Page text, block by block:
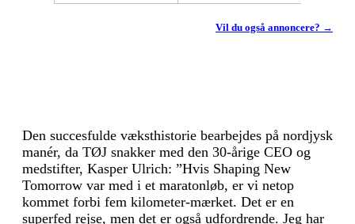
Vil du også annoncere? →
Den succesfulde væksthistorie bearbejdes på nord­jysk
manér, da TØJ snakker med den 30-årige CEO og
medstifter, Kasper Ulrich: ”Hvis Shaping New
Tomorrow var med i et mara­tonløb, er vi netop
kommet forbi fem kilometer-mærket. Det er en
superfed rejse, men det er også udfordrende. Jeg har